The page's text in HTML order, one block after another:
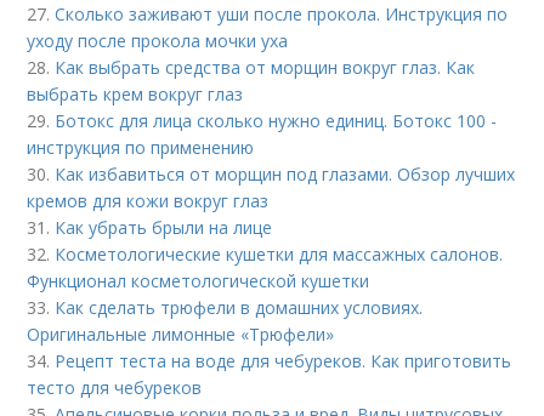
27.Сколько заживают уши после прокола. Инструкция по
уходу после прокола мочки уха
28. Как выбрать средства от морщин вокруг глаз. Как
выбрать крем вокруг глаз
29. Ботокс для лица сколько нужно единиц. Ботокс 100 -
инструкция по применению
30. Как избавиться от морщин под глазами. Обзор лучших
кремов для кожи вокруг глаз
31. Как убрать брыли на лице
32. Косметологические кушетки для массажных салонов.
Функционал косметологической кушетки
33. Как сделать трюфели в домашних условиях.
Оригинальные лимонные «Трюфели»
34. Рецепт теста на воде для чебуреков. Как приготовить
тесто для чебуреков